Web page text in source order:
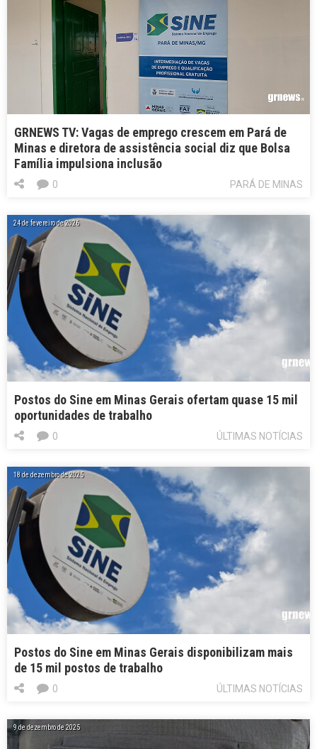
GRNEWS TV: Vagas de emprego crescem em Pará de
Minas e diretora de assistência social diz que Bolsa
Família impulsiona inclusão
PARÁ DE MINAS
0
24 de fevereiro de 2026
Postos do Sine em Minas Gerais ofertam quase 15 mil
oportunidades de trabalho
ÚLTIMAS NOTÍCIAS
0
18 de dezembro de 2025
Postos do Sine em Minas Gerais disponibilizam mais
de 15 mil postos de trabalho
ÚLTIMAS NOTÍCIAS
0
9 de dezembro de 2025